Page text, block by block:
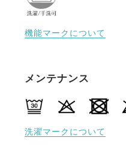
機能マークについて
メンテナンス
洗濯マークについて